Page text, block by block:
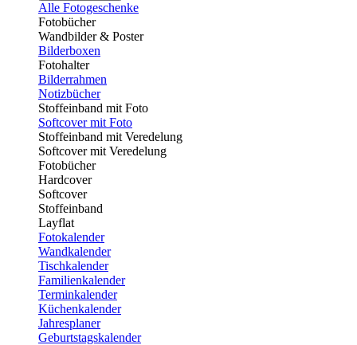
Alle Fotogeschenke
Fotobücher
Wandbilder & Poster
Bilderboxen
Fotohalter
Bilderrahmen
Notizbücher
Stoffeinband mit Foto
Softcover mit Foto
Stoffeinband mit Veredelung
Softcover mit Veredelung
Fotobücher
Hardcover
Softcover
Stoffeinband
Layflat
Fotokalender
Wandkalender
Tischkalender
Familienkalender
Terminkalender
Küchenkalender
Jahresplaner
Geburtstagskalender